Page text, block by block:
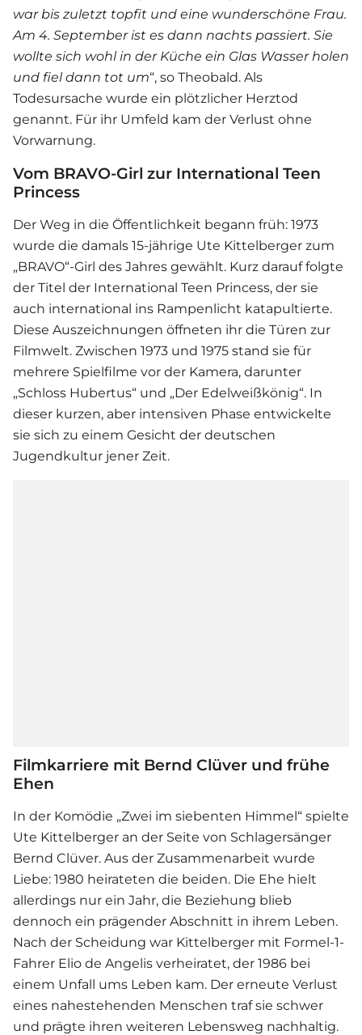
war bis zuletzt topfit und eine wunderschöne Frau.
Am 4. September ist es dann nachts passiert. Sie
wollte sich wohl in der Küche ein Glas Wasser holen
und fiel dann tot um“, so Theobald. Als
Todesursache wurde ein plötzlicher Herztod
genannt. Für ihr Umfeld kam der Verlust ohne
Vorwarnung.
Vom BRAVO-Girl zur International Teen
Princess
Der Weg in die Öffentlichkeit begann früh: 1973
wurde die damals 15-jährige Ute Kittelberger zum
„BRAVO“-Girl des Jahres gewählt. Kurz darauf folgte
der Titel der International Teen Princess, der sie
auch international ins Rampenlicht katapultierte.
Diese Auszeichnungen öffneten ihr die Türen zur
Filmwelt. Zwischen 1973 und 1975 stand sie für
mehrere Spielfilme vor der Kamera, darunter
„Schloss Hubertus“ und „Der Edelweißkönig“. In
dieser kurzen, aber intensiven Phase entwickelte
sie sich zu einem Gesicht der deutschen
Jugendkultur jener Zeit.
Filmkarriere mit Bernd Clüver und frühe
Ehen
In der Komödie „Zwei im siebenten Himmel“ spielte
Ute Kittelberger an der Seite von Schlagersänger
Bernd Clüver. Aus der Zusammenarbeit wurde
Liebe: 1980 heirateten die beiden. Die Ehe hielt
allerdings nur ein Jahr, die Beziehung blieb
dennoch ein prägender Abschnitt in ihrem Leben.
Nach der Scheidung war Kittelberger mit Formel-1-
Fahrer Elio de Angelis verheiratet, der 1986 bei
einem Unfall ums Leben kam. Der erneute Verlust
eines nahestehenden Menschen traf sie schwer
und prägte ihren weiteren Lebensweg nachhaltig.